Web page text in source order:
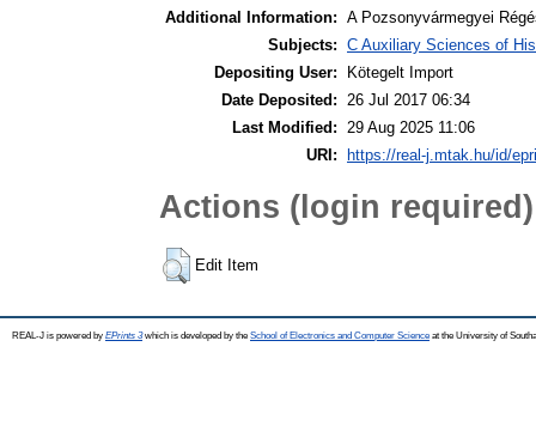
Additional Information: A Pozsonyvármegyei
Subjects: C Auxiliary Sciences of
Depositing User:
Kötegelt Import
Date Deposited:
26 Jul 2017 06:34
Last Modified:
29 Aug 2025 11:06
URI: https://real-j.mtak.hu/id/
Actions (login required)
Edit Item
REAL-J is powered by EPrints 3which is developed by the School of Electronics and Computer Science at the University of